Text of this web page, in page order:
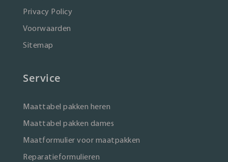
Privacy Policy
Voorwaarden
Sitemap
Service
Maattabel pakken heren
Maattabel pakken dames
Maatformulier voor maatpakken
Reparatieformulieren